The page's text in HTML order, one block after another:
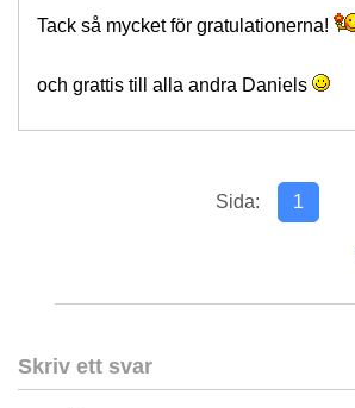
Tack så mycket för gratulationerna!
och grattis till alla andra Daniels
Sida: 1
Skriv ett svar